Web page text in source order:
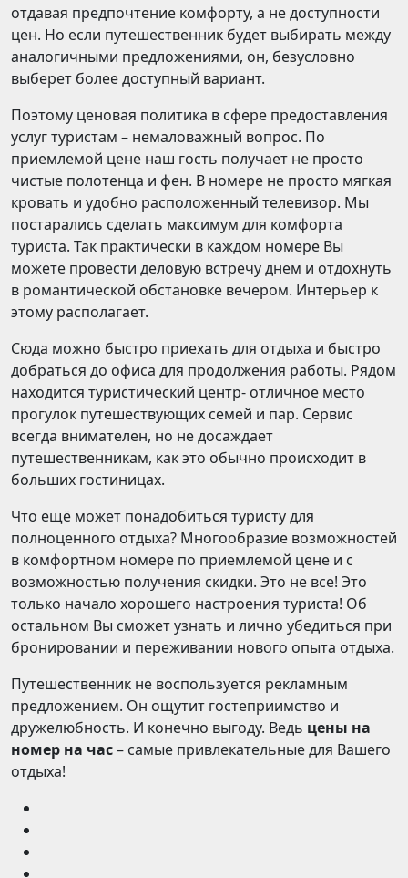
отдавая предпочтение комфорту, а не доступности
цен. Но если путешественник будет выбирать между
аналогичными предложениями, он, безусловно
выберет более доступный вариант.
Поэтому ценовая политика в сфере предоставления
услуг туристам – немаловажный вопрос. По
приемлемой цене наш гость получает не просто
чистые полотенца и фен. В номере не просто мягкая
кровать и удобно расположенный телевизор. Мы
постарались сделать максимум для комфорта
туриста. Так практически в каждом номере Вы
можете провести деловую встречу днем и отдохнуть
в романтической обстановке вечером. Интерьер к
этому располагает.
Сюда можно быстро приехать для отдыха и быстро
добраться до офиса для продолжения работы. Рядом
находится туристический центр- отличное место
прогулок путешествующих семей и пар. Сервис
всегда внимателен, но не досаждает
путешественникам, как это обычно происходит в
больших гостиницах.
Что ещё может понадобиться туристу для
полноценного отдыха? Многообразие возможностей
в комфортном номере по приемлемой цене и с
возможностью получения скидки. Это не все! Это
только начало хорошего настроения туриста! Об
остальном Вы сможет узнать и лично убедиться при
бронировании и переживании нового опыта отдыха.
Путешественник не воспользуется рекламным
предложением. Он ощутит гостеприимство и
дружелюбность. И конечно выгоду. Ведь цены на
номер на час– самые привлекательные для Вашего
отдыха!